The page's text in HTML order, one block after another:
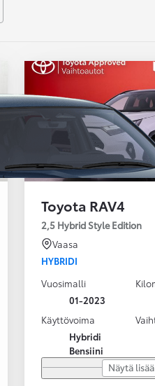
Toyota RAV4
2,5 Hybrid Style Edition
Vaasa
HYBRIDI
Vuosimalli
01-2023
Käyttövoima
Hybridi
Bensiini
Näytä lisää